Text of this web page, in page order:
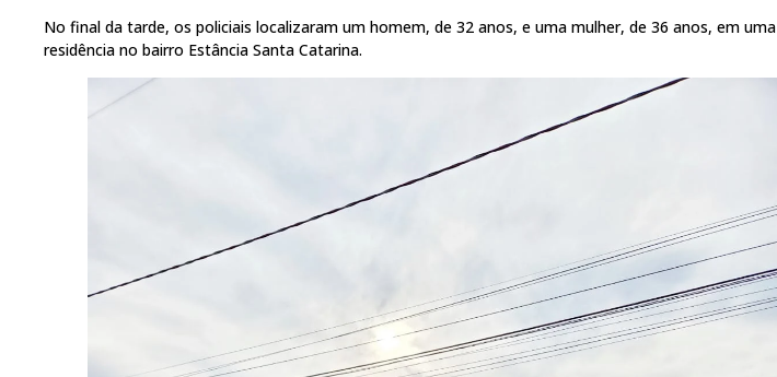
No final da tarde, os policiais localizaram um homem, de 32 anos, e uma mulher, de 36 anos, em uma
residência no bairro Estância Santa Catarina.